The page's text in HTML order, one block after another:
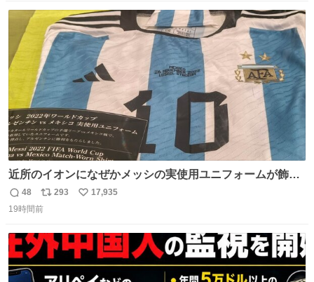
っていきたい… （昭和4年婦人倶楽部新年号より）
ト
数
数
近所のイオンになぜかメッシの実使用ユニフォームが飾っ
てあっておもろい
返
信
48
リ
ポ
ト
数
293
い
数
17,935
19時間前